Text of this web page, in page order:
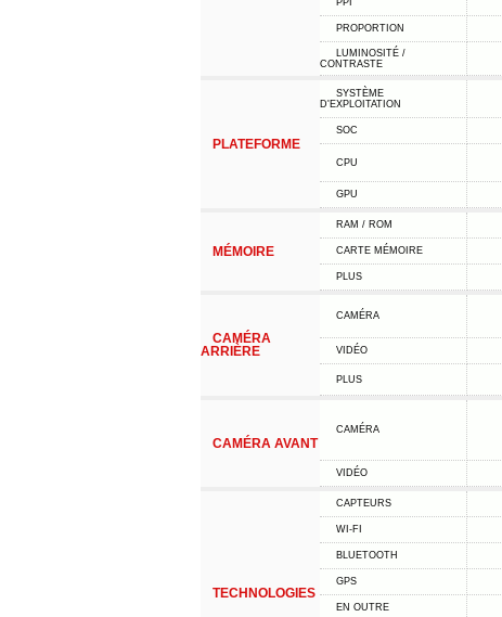
PPI
PROPORTION
LUMINOSITÉ /
CONTRASTE
PLATEFORME
SYSTÈME
D'EXPLOITATION
SOC
CPU
GPU
MÉMOIRE
RAM / ROM
CARTE MÉMOIRE
PLUS
CAMÉRA
ARRIÈRE
CAMÉRA
VIDÉO
PLUS
CAMÉRA AVANT
CAMÉRA
VIDÉO
TECHNOLOGIES
CAPTEURS
WI-FI
BLUETOOTH
GPS
EN OUTRE